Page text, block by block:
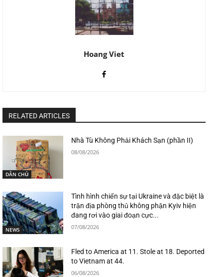
Hoang Viet
RELATED ARTICLES
DÂN CHỦ
Nhà Tù Không Phải Khách Sạn (phần II)
08/08/2026
NEWS
Tình hình chiến sự tại Ukraine và đặc biệt là
trận địa phòng thủ không phận Kyiv hiện
đang rơi vào giai đoạn cực...
07/08/2026
Fled to America at 11. Stole at 18. Deported
to Vietnam at 44.
06/08/2026